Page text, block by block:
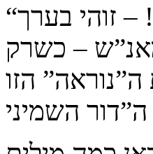
“דור השמיני”? רצונך לומר שהרבי טעה?! אתה כופר! – זוהי בערך
– כשרק
הזו